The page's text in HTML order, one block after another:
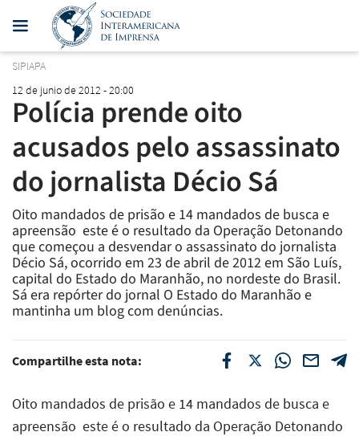
SIPIAPA
12 de junio de 2012 - 20:00
Polícia prende oito
acusados pelo assassinato
do jornalista Décio Sá
Oito mandados de prisão e 14 mandados de busca e
apreensão  este é o resultado da Operação Detonando
que começou a desvendar o assassinato do jornalista
Décio Sá, ocorrido em 23 de abril de 2012 em São Luís,
capital do Estado do Maranhão, no nordeste do Brasil.
Sá era repórter do jornal O Estado do Maranhão e
mantinha um blog com denúncias.
Compartilhe esta nota:
Oito mandados de prisão e 14 mandados de busca e
apreensão  este é o resultado da Operação Detonando